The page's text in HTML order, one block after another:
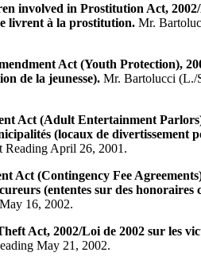
involved in Prostitution Act,
livrent à la prostitution. Mr.
Act (Youth Protection),
de la jeunesse). Mr. Bartolucci (L./
Act (Adult Entertainment
(locaux de divertissement
April 26, 2001.
Act (Contingency Fee
(ententes sur des honoraires
16, 2002.
Act, 2002/Loi de 2002 sur les
May 21, 2002.